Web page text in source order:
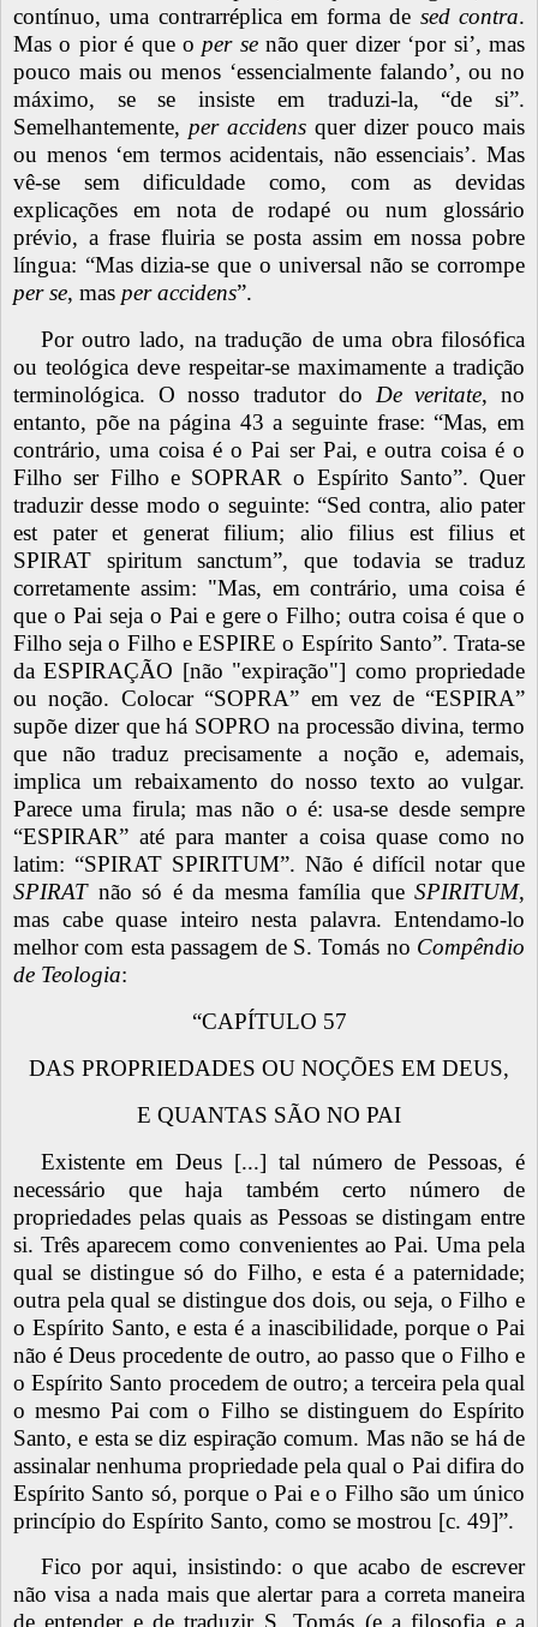
contínuo, uma contrarréplica em forma de sed contra.
Mas o pior é que oper senão quer dizer ‘por si’, mas
pouco mais ou menos ‘essencialmente falando’, ou no
máximo, se se insiste em traduzi-la, “de si”.
Semelhantemente, per accidens quer dizer pouco mais
ou menos ‘em termos acidentais, não essenciais’. Mas
vê-se sem dificuldade como, com as devidas
explicações em nota de rodapé ou num glossário
prévio, a frase fluiria se posta assim em nossa pobre
língua: “Mas dizia-se que o universal não se corrompe
per se, mas per accidens”.
Por outro lado, na tradução de uma obra filosófica
ou teológica deve respeitar-se maximamente a tradição
terminológica. O nosso tradutor do De veritate, no
entanto, põe na página 43 a seguinte frase: “Mas, em
contrário, uma coisa é o Pai ser Pai, e outra coisa é o
Filho ser Filho e SOPRAR o Espírito Santo”. Quer
traduzir desse modo o seguinte: “Sed contra, alio pater
est pater et generat filium; alio filius est filius et
SPIRAT spiritum sanctum”, que todavia se traduz
corretamente assim: "Mas, em contrário, uma coisa é
que o Pai seja o Pai e gere o Filho; outra coisa é que o
Filho seja o Filho e ESPIRE o Espírito Santo”. Trata-se
da ESPIRAÇÃO [não "expiração"] como propriedade
ou noção. Colocar “SOPRA” em vez de “ESPIRA”
supõe dizer que há SOPRO na processão divina, termo
que não traduz precisamente a noção e, ademais,
implica um rebaixamento do nosso texto ao vulgar.
Parece uma firula; mas não o é: usa-se desde sempre
“ESPIRAR” até para manter a coisa quase como no
latim: “SPIRAT SPIRITUM”. Não é difícil notar que
SPIRATnão só é da mesma família que SPIRITUM,
mas cabe quase inteiro nesta palavra. Entendamo-lo
melhor com esta passagem de S. Tomás no Compêndio
de Teologia:
“CAPÍTULO 57
DAS PROPRIEDADES OU NOÇÕES EM DEUS,
E QUANTAS SÃO NO PAI
Existente em Deus [...] tal número de Pessoas, é
necessário que haja também certo número de
propriedades pelas quais as Pessoas se distingam entre
si. Três aparecem como convenientes ao Pai. Uma pela
qual se distingue só do Filho, e esta é a paternidade;
outra pela qual se distingue dos dois, ou seja, o Filho e
o Espírito Santo, e esta é a inascibilidade, porque o Pai
não é Deus procedente de outro, ao passo que o Filho e
o Espírito Santo procedem de outro; a terceira pela qual
o mesmo Pai com o Filho se distinguem do Espírito
Santo, e esta se diz espiração comum. Mas não se há de
assinalar nenhuma propriedade pela qual o Pai difira do
Espírito Santo só, porque o Pai e o Filho são um único
princípio do Espírito Santo, como se mostrou [c. 49]”.
Fico por aqui, insistindo: o que acabo de escrever
não visa a nada mais que alertar para a correta maneira